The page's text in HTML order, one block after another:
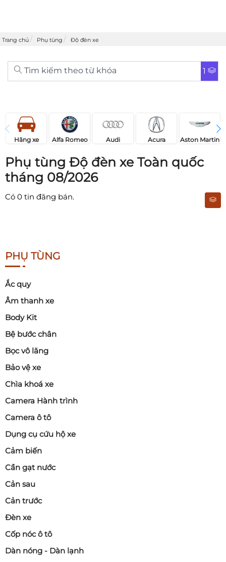
Trang chủ Phụ tùng Độ đèn xe
Tìm kiếm theo từ khóa 1
Hãng xe Alfa Romeo Audi Acura Aston Martin
Phụ tùng Độ đèn xe Toàn quốc
tháng 08/2026
Có 0 tin đăng bán.
PHỤ TÙNG
Ắc quy
Âm thanh xe
Body Kit
Bệ bước chân
Bọc vô lăng
Bảo vệ xe
Chìa khoá xe
Camera Hành trình
Camera ô tô
Dụng cụ cứu hộ xe
Cảm biến
Cần gạt nước
Cản sau
Cản trước
Đèn xe
Cốp nóc ô tô
Dàn nóng - Dàn lạnh